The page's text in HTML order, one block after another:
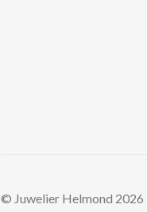
© Juwelier Helmond 2026